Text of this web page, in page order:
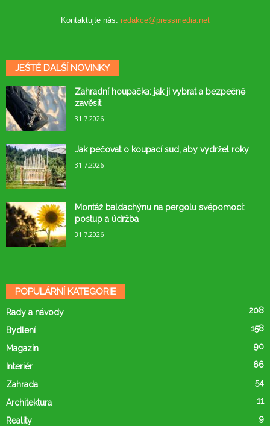
Kontaktujte nás: redakce@pressmedia.net
JEŠTĚ DALŠÍ NOVINKY
Zahradní houpačka: jak ji vybrat a bezpečně
zavěsit
31.7.2026
Jak pečovat o koupací sud, aby vydržel roky
31.7.2026
Montáž baldachýnu na pergolu svépomocí:
postup a údržba
31.7.2026
POPULÁRNÍ KATEGORIE
Rady a návody 208
Bydlení 158
Magazín 90
Interiér 66
Zahrada 54
Architektura 11
Reality 9